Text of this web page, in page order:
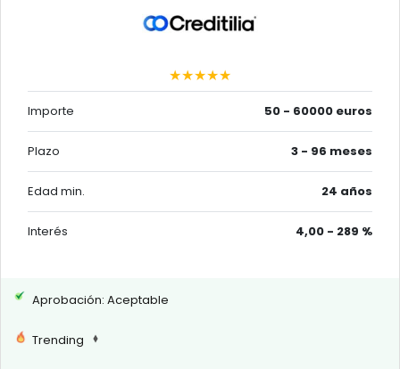
★★★★★
Importe 50 - 60000 euros
Plazo 3 - 96 meses
Edad min. 24 años
Interés 4,00 - 289 %
Aprobación: Aceptable
Trending